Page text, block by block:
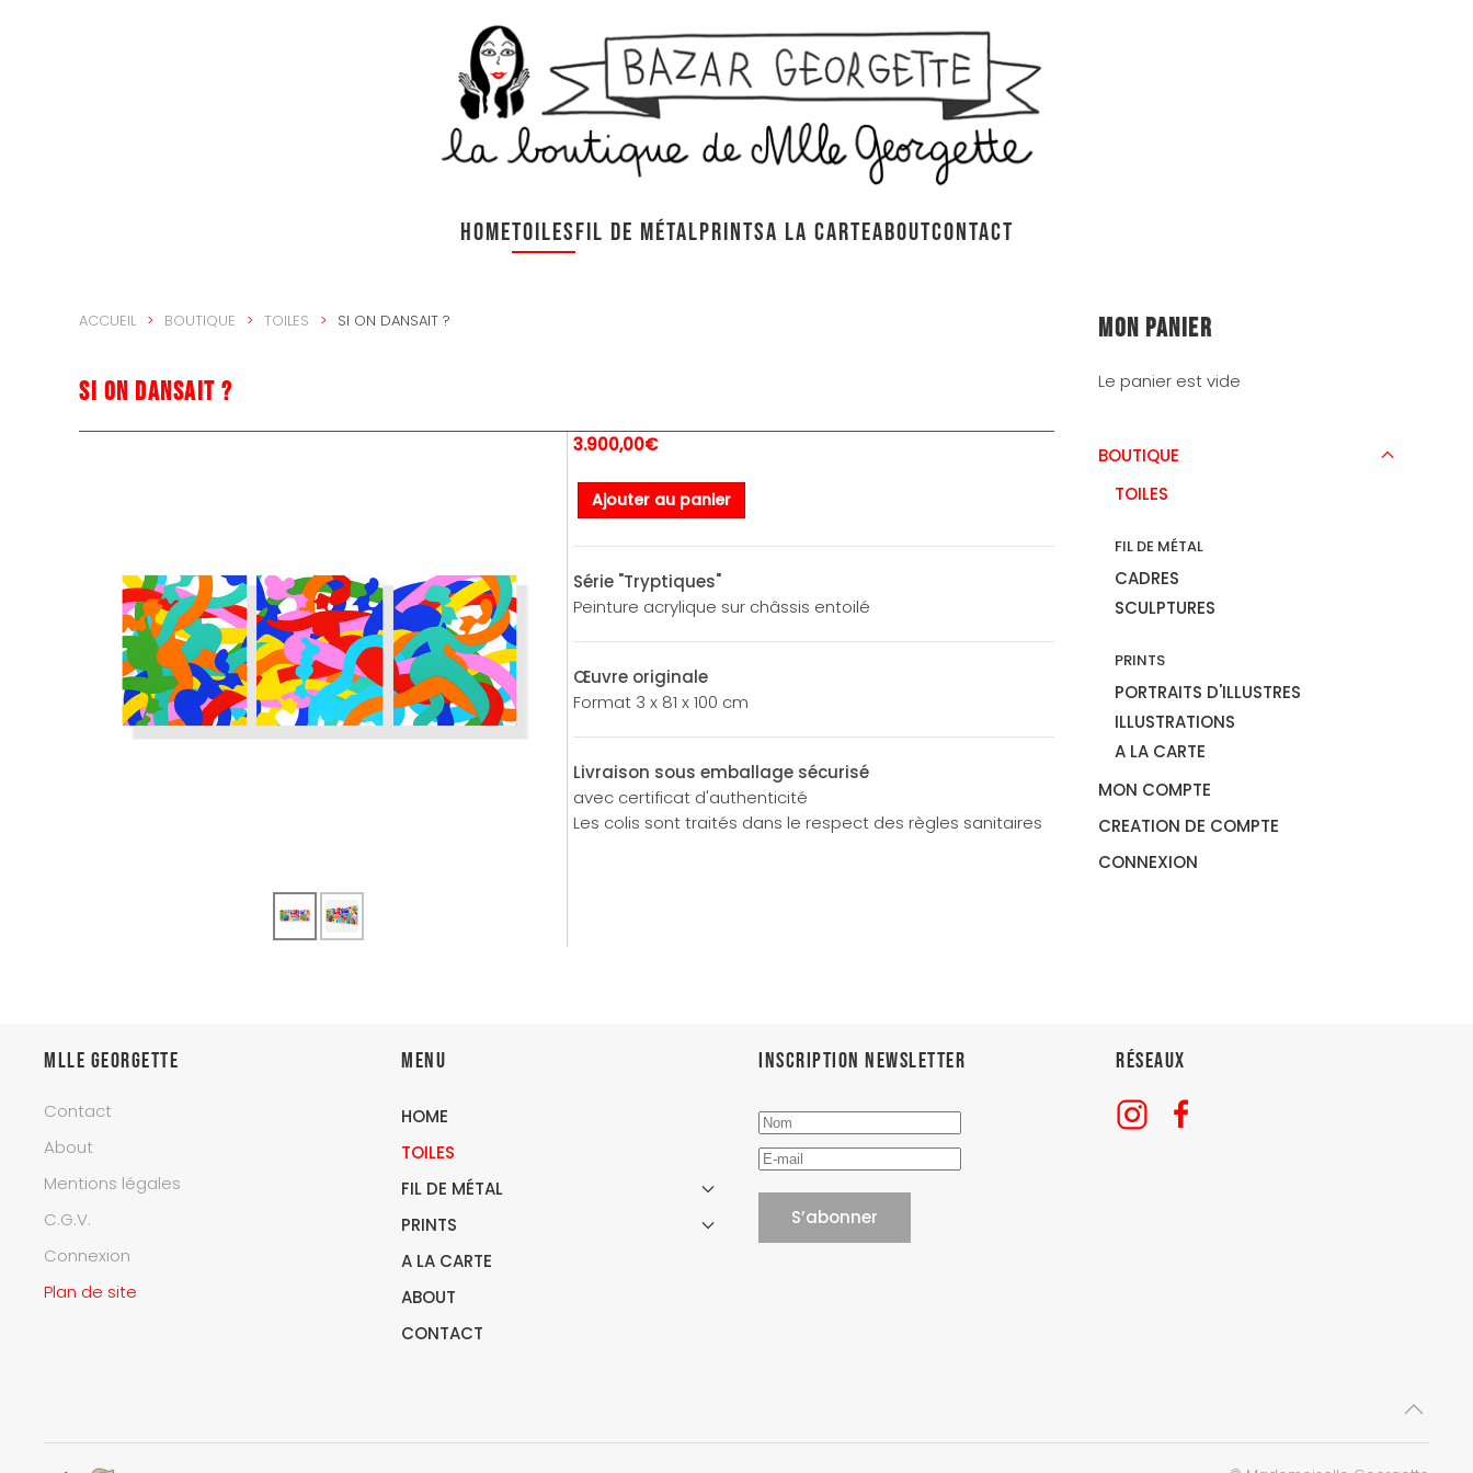
HOMETOILESFIL DE MÉTALPRINTSA LA CARTEABOUTCONTACT
ACCUEIL BOUTIQUE TOILES SI ON DANSAIT ?
Si on dansait ?
3.900,00€
Ajouter au panier
Série "Tryptiques"
Peinture acrylique sur châssis entoilé
Œuvre originale
Format 3 x 81 x 100 cm
Livraison sous emballage sécurisé
avec certificat d'authenticité
Les colis sont traités dans le respect des règles sanitaires
Mon panier
Le panier est vide
BOUTIQUE
TOILES
FIL DE MÉTAL
CADRES
SCULPTURES
PRINTS
PORTRAITS D'ILLUSTRES
ILLUSTRATIONS
A LA CARTE
MON COMPTE
CREATION DE COMPTE
CONNEXION
Mlle Georgette
Contact
About
Mentions légales
C.G.V.
Connexion
Plan de site
Menu
HOME
TOILES
FIL DE MÉTAL
PRINTS
A LA CARTE
ABOUT
CONTACT
Inscription newsletter Réseaux